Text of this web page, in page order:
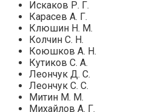
Искаков Р. Г.
Карасев А. Г.
Клюшин Н. М.
Колчин С. Н.
Коюшков А. Н.
Кутиков С. А.
Леончук Д. С.
Леончук С. С.
Митин М. М.
Михайлов А. Г.